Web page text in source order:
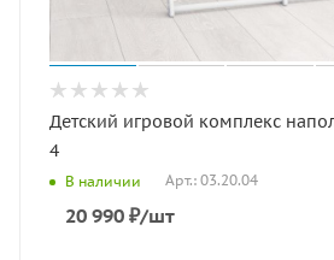
Детский игровой комплекс напольный
4
В наличии Арт.: 03.20.04
20 990 ₽/шт